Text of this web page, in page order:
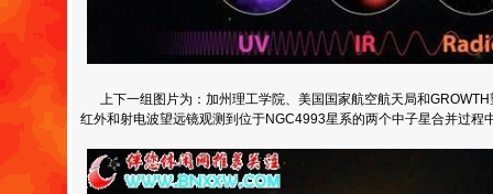
上下一组图片为：加州理工学院、美国国家航空航天局和
红外和射电波望远镜观测到位于NGC4993星系的两个中子星合并过程